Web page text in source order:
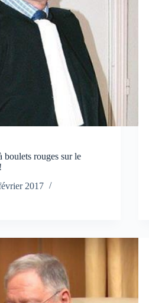
rouges sur le
2017